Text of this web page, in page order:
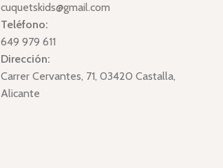
cuquetskids@gmail.com
Teléfono:
649 979 611
Dirección:
Carrer Cervantes, 71, 03420 Castalla,
Alicante